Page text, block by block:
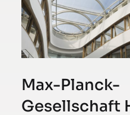
Max-Planck-
Gesellschaft